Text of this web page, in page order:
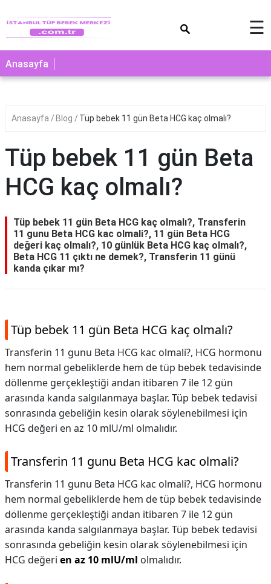
☰
Anasayfa
Anasayfa Blog Tüp bebek 11 gün Beta HCG kaç olmalı?
Tüp bebek 11 gün Beta
HCG kaç olmalı?
Tüp bebek 11 gün Beta HCG kaç olmalı?, Transferin
11 gunu Beta HCG kac olmali?, 11 gün Beta HCG
değeri kaç olmalı?, 10 günlük Beta HCG kaç olmalı?,
Beta HCG 11 çıktı ne demek?, Transferin 11 günü
kanda çıkar mı?
Tüp bebek 11 gün Beta HCG kaç olmalı?
Transferin 11 gunu Beta HCG kac olmali?, HCG hormonu
hem normal gebeliklerde hem de tüp bebek tedavisinde
döllenme gerçekleştiği andan itibaren 7 ile 12 gün
arasında kanda salgılanmaya başlar. Tüp bebek tedavisi
sonrasında gebeliğin kesin olarak söylenebilmesi için
HCG değeri en az 10 mlU/ml olmalıdır.
Transferin 11 gunu Beta HCG kac olmali?
Transferin 11 gunu Beta HCG kac olmali?, HCG hormonu
hem normal gebeliklerde hem de tüp bebek tedavisinde
döllenme gerçekleştiği andan itibaren 7 ile 12 gün
arasında kanda salgılanmaya başlar. Tüp bebek tedavisi
sonrasında gebeliğin kesin olarak söylenebilmesi için
HCG değeri en az 10 mlU/ml olmalıdır.